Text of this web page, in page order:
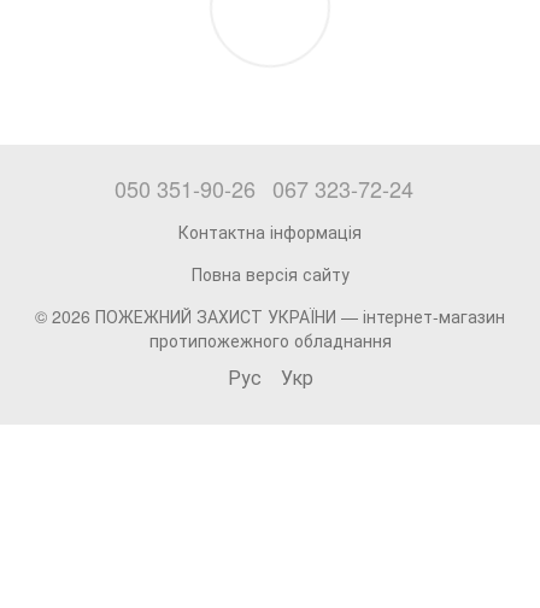
050 351-90-26 067 323-72-24
Контактна інформація
Повна версія сайту
© 2026 ПОЖЕЖНИЙ ЗАХИСТ УКРАЇНИ — інтернет-магазин
протипожежного обладнання
Рус Укр